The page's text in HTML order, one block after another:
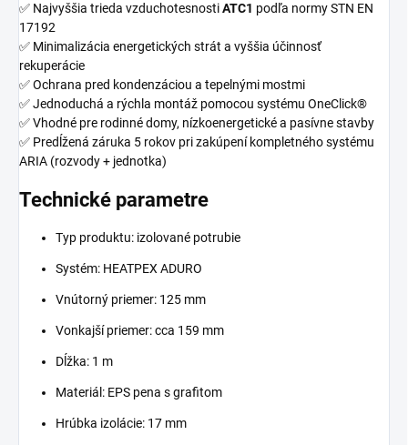
✅ Najvyššia trieda vzduchotesnostiATC1 podľa normy STN EN
17192
✅ Minimalizácia energetických strát a vyššia účinnosť
rekuperácie
✅ Ochrana pred kondenzáciou a tepelnými mostmi
✅ Jednoduchá a rýchla montáž pomocou systému OneClick®
✅ Vhodné pre rodinné domy, nízkoenergetické a pasívne stavby
✅ Predĺžená záruka 5 rokov pri zakúpení kompletného systému
ARIA (rozvody + jednotka)
Technické parametre
Typ produktu: izolované potrubie
Systém: HEATPEX ADURO
Vnútorný priemer: 125 mm
Vonkajší priemer: cca 159 mm
Dĺžka: 1 m
Materiál: EPS pena s grafitom
Hrúbka izolácie: 17 mm